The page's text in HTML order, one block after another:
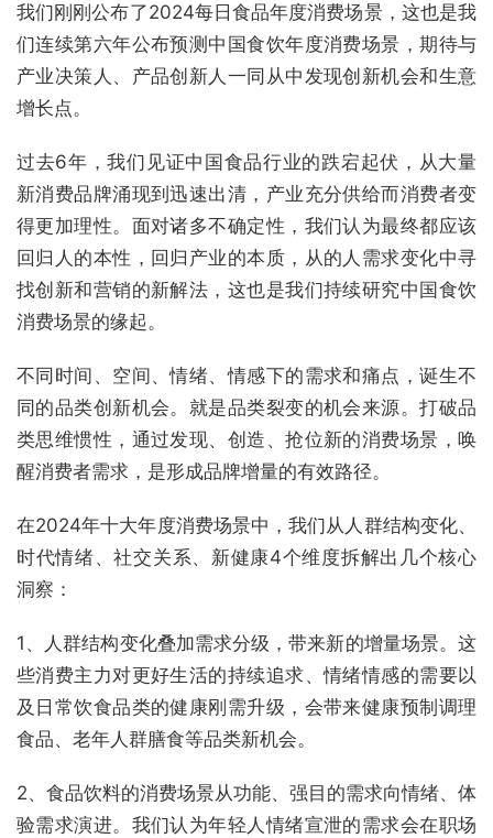
我们刚刚公布了2024每日食品年度消费场景，这也是我
们连续第六年公布预测中国食饮年度消费场景，期待与
产业决策人、产品创新人一同从中发现创新机会和生意
增长点。
过去6年，我们见证中国食品行业的跌宕起伏，从大量
新消费品牌涌现到迅速出清，产业充分供给而消费者变
得更加理性。面对诸多不确定性，我们认为最终都应该
回归人的本性，回归产业的本质，从的人需求变化中寻
找创新和营销的新解法，这也是我们持续研究中国食饮
消费场景的缘起。
不同时间、空间、情绪、情感下的需求和痛点，诞生不
同的品类创新机会。就是品类裂变的机会来源。打破品
类思维惯性，通过发现、创造、抢位新的消费场景，唤
醒消费者需求，是形成品牌增量的有效路径。
在2024年十大年度消费场景中，我们从人群结构变化、
时代情绪、社交关系、新健康4个维度拆解出几个核心
洞察：
1、人群结构变化叠加需求分级，带来新的增量场景。这
些消费主力对更好生活的持续追求、情绪情感的需要以
及日常饮食品类的健康刚需升级，会带来健康预制调理
食品、老年人群膳食等品类新机会。
2、食品饮料的消费场景从功能、强目的需求向情绪、体
验需求演进。我们认为年轻人情绪宣泄的需求会在职场